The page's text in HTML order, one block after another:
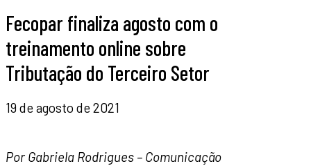
Fecopar finaliza agosto com o
treinamento online sobre
Tributação do Terceiro Setor
19 de agosto de 2021
Por Gabriela Rodrigues – Comunicação